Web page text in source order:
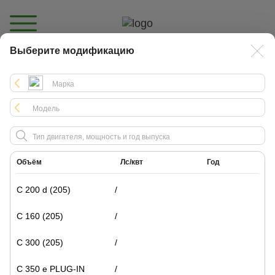
Выберите модификацию
Объём Лс/квт Год
C 200 d (205) /
C 160 (205) /
C 300 (205) /
C 350 e PLUG-IN
/